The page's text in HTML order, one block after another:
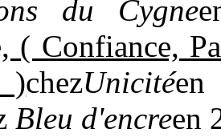
du Cygne
( Confiance,
)chezUnicité
Bleu d'encreen